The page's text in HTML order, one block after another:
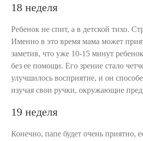
18 неделя
Ребенок не спит, а в детской тихо.
Именно в это время мама может
заметив, что уже 10-15 минут
без ее помощи. Его зрение стало
улучшилось восприятие, и он
изучая свои ручки, окружающие
19 неделя
Конечно, папе будет очень приятно,